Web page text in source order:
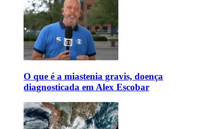
O que é a miastenia gravis, doença
diagnosticada em Alex Escobar